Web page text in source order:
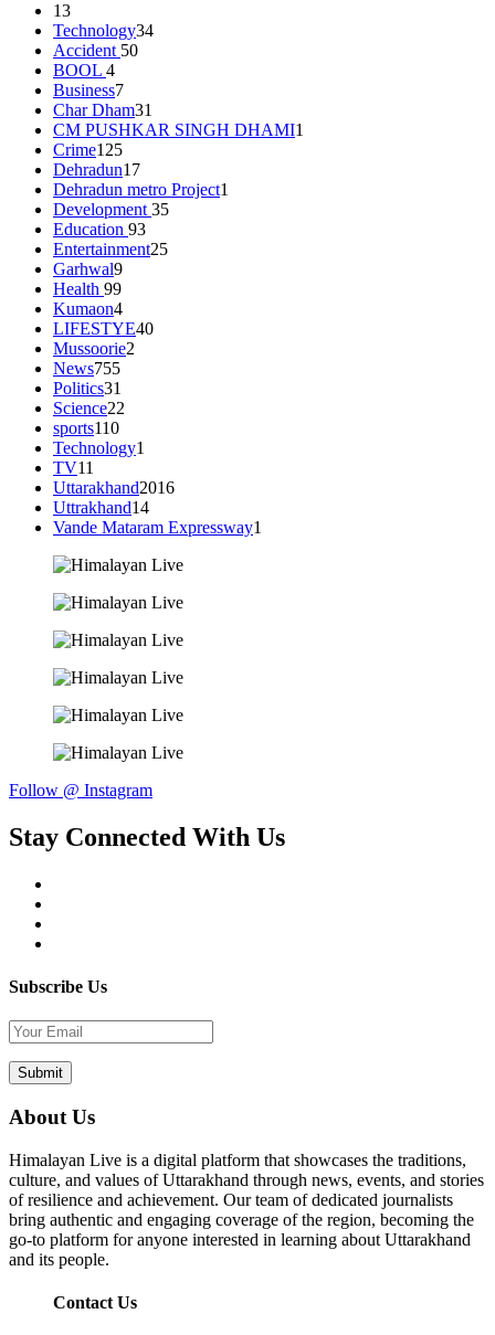
13
Technology34
Accident 50
BOOL 4
Business7
Char Dham31
CM PUSHKAR SINGH DHAMI1
Crime125
Dehradun17
Dehradun metro Project1
Development 35
Education 93
Entertainment25
Garhwal9
Health 99
Kumaon4
LIFESTYE40
Mussoorie2
News755
Politics31
Science22
sports110
Technology1
TV11
Uttarakhand2016
Uttrakhand14
Vande Mataram Expressway1
Follow @ Instagram
Stay Connected With Us
Subscribe Us
About Us
Himalayan Live is a digital platform that showcases the traditions,
culture, and values of Uttarakhand through news, events, and stories
of resilience and achievement. Our team of dedicated journalists
bring authentic and engaging coverage of the region, becoming the
go-to platform for anyone interested in learning about Uttarakhand
and its people.
Contact Us